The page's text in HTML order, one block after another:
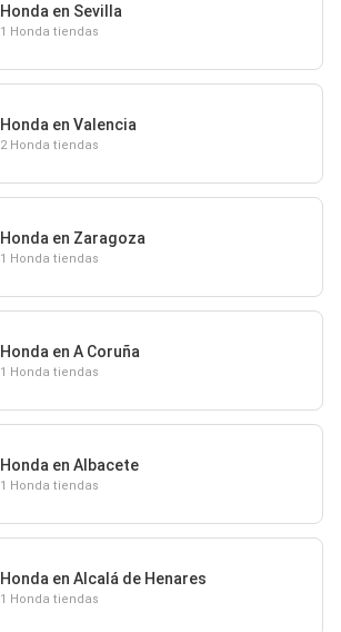
Honda en Sevilla
1 Honda tiendas
Honda en Valencia
2 Honda tiendas
Honda en Zaragoza
1 Honda tiendas
Honda en A Coruña
1 Honda tiendas
Honda en Albacete
1 Honda tiendas
Honda en Alcalá de Henares
1 Honda tiendas